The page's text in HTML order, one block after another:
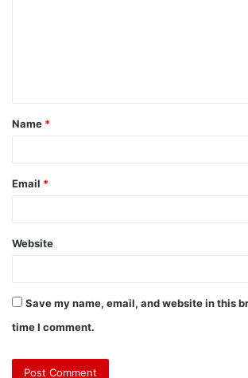
Name *
Email *
Website
Save my name, email, and website in this
time I comment.